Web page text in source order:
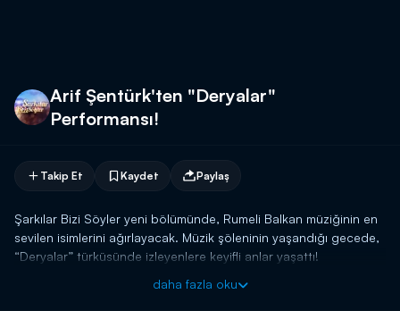
Arif Şentürk'ten "Deryalar"
Performansı!
Takip Et Kaydet Paylaş
Şarkılar Bizi Söyler yeni bölümünde, Rumeli Balkan müziğinin en
sevilen isimlerini ağırlayacak. Müzik şöleninin yaşandığı gecede,
“Deryalar” türküsünde izleyenlere keyifli anlar yaşattı!
Şarkılar Bizi Söyler yeni bölümleriyle cumartesi akşamı
daha fazla oku